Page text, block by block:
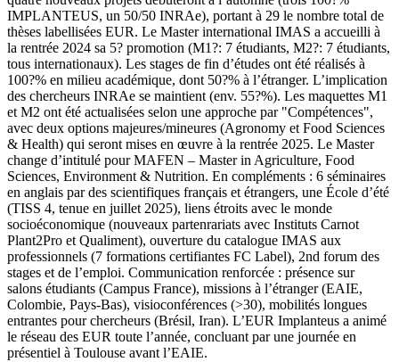
IMPLANTEUS, un 50/50 INRAe), portant à 29 le nombre total de
thèses labellisées EUR. Le Master international IMAS a accueilli à
la rentrée 2024 sa 5? promotion (M1?: 7 étudiants, M2?: 7 étudiants,
tous internationaux). Les stages de fin d’études ont été réalisés à
100?% en milieu académique, dont 50?% à l’étranger. L’implication
des chercheurs INRAe se maintient (env. 55?%). Les maquettes M1
et M2 ont été actualisées selon une approche par "Compétences",
avec deux options majeures/mineures (Agronomy et Food Sciences
& Health) qui seront mises en œuvre à la rentrée 2025. Le Master
change d’intitulé pour MAFEN – Master in Agriculture, Food
Sciences, Environment & Nutrition. En compléments : 6 séminaires
en anglais par des scientifiques français et étrangers, une École d’été
(TISS 4, tenue en juillet 2025), liens étroits avec le monde
socioéconomique (nouveaux partenrariats avec Instituts Carnot
Plant2Pro et Qualiment), ouverture du catalogue IMAS aux
professionnels (7 formations certifiantes FC Label), 2nd forum des
stages et de l’emploi. Communication renforcée : présence sur
salons étudiants (Campus France), missions à l’étranger (EAIE,
Colombie, Pays-Bas), visioconférences (>30), mobilités longues
entrantes pour chercheurs (Brésil, Iran). L’EUR Implanteus a animé
le réseau des EUR toute l’année, concluant par une journée en
présentiel à Toulouse avant l’EAIE.